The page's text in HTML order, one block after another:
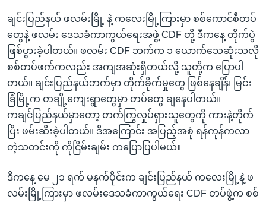
ကျော်
ရန်
ချင်းပြည်နယ် ဖလမ်းမြို့ နဲ့ ကလေးမြို့ကြားမှာ စစ်ကောင်စီတပ်
တွေနဲ့ ဖလမ်း ဒေသခံကာကွယ်ရေးအဖွဲ့ CDF တို့ ဒီကနေ့ တိုက်ပွဲ
ဖြစ်ပွားခဲ့ပါတယ်။ ဖလမ်း CDF ဘက်က ၁ ယောက်သေဆုံးသလို
စစ်တပ်ဖက်ကလည်း အကျအဆုံးရှိတယ်လို့ သူတို့က ပြောပါ
တယ်။ ချင်းပြည်နယ်ဘက်မှာ တိုက်ခိုက်မှုတွေ ဖြစ်နေချိန်၊ မြင်း
ခြံမြို့က တချို့ကျေးရွာတွေမှာ တပ်တွေ ချနေပါတယ်။
ကချင်ပြည်နယ်မှာတော့ တက်ကြွလှုပ်ရှားသူတွေကို ကားနဲ့တိုက်
ပြီး ဖမ်းဆီးခဲ့ပါတယ်။ ဒီအကြောင်း အပြည့်အစုံ ရန်ကုန်ကလာ
တဲ့သတင်းကို ကိုငြိမ်းချမ်း ကပြောပြပါမယ်။
ဒီကနေ့ မေ ၂၁ ရက် မနက်ပိုင်းက ချင်းပြည်နယ် ကလေးမြို့နဲ့ ဖ
လမ်းမြို့ကြားမှာ ဖလမ်းဒေသခံကာကွယ်ရေး CDF တပ်ဖွဲ့က စစ်